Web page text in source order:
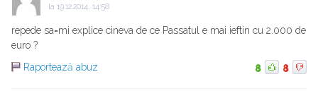
la 19.12.2014, 14:58
repede sa=mi explice cineva de ce Passatul e mai ieftin cu 2.000 de
euro ?
Raportează abuz
8 8